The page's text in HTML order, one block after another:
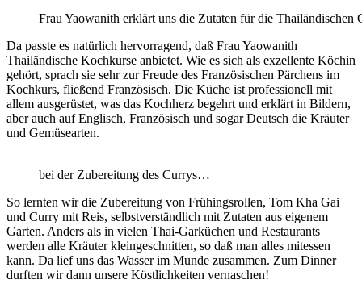
Frau Yaowanith erklärt uns die Zutaten für die Thailändischen
Da passte es natürlich hervorragend, daß Frau Yaowanith
Thailändische Kochkurse anbietet. Wie es sich als exzellente Köchin
gehört, sprach sie sehr zur Freude des Französischen Pärchens im
Kochkurs, fließend Französisch. Die Küche ist professionell mit
allem ausgerüstet, was das Kochherz begehrt und erklärt in Bildern,
aber auch auf Englisch, Französisch und sogar Deutsch die Kräuter
und Gemüsearten.
bei der Zubereitung des Currys…
So lernten wir die Zubereitung von Frühingsrollen, Tom Kha Gai
und Curry mit Reis, selbstverständlich mit Zutaten aus eigenem
Garten. Anders als in vielen Thai-Garküchen und Restaurants
werden alle Kräuter kleingeschnitten, so daß man alles mitessen
kann. Da lief uns das Wasser im Munde zusammen. Zum Dinner
durften wir dann unsere Köstlichkeiten vernaschen!